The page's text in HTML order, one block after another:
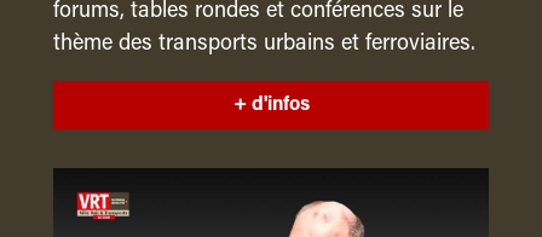
forums, tables rondes et conférences sur le
thème des transports urbains et ferroviaires.
+ d'infos